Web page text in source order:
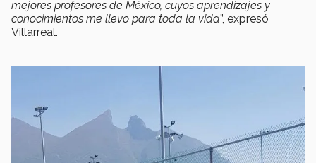
mejores profesores de México, cuyos aprendizajes y
conocimientos me llevo para toda la vida”, expresó
Villarreal.